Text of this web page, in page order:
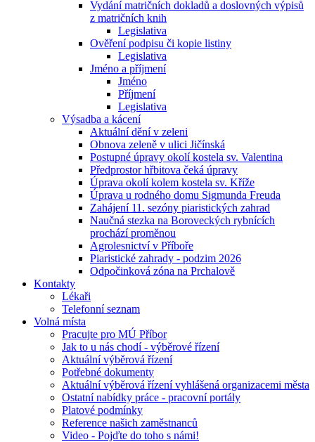
Vydání matričních dokladů a doslovných výpisů
z matričních knih
Legislativa
Ověření podpisu či kopie listiny
Legislativa
Jméno a příjmení
Jméno
Příjmení
Legislativa
Výsadba a kácení
Aktuální dění v zeleni
Obnova zeleně v ulici Jičínská
Postupné úpravy okolí kostela sv. Valentina
Předprostor hřbitova čeká úpravy
Úprava okolí kolem kostela sv. Kříže
Úprava u rodného domu Sigmunda Freuda
Zahájení 11. sezóny piaristických zahrad
Naučná stezka na Boroveckých rybnících
prochází proměnou
Agrolesnictví v Příboře
Piaristické zahrady - podzim 2026
Odpočinková zóna na Prchalově
Kontakty
Lékaři
Telefonní seznam
Volná místa
Pracujte pro MÚ Příbor
Jak to u nás chodí - výběrové řízení
Aktuální výběrová řízení
Potřebné dokumenty
Aktuální výběrová řízení vyhlášená organizacemi města
Ostatní nabídky práce - pracovní portály
Platové podmínky
Reference našich zaměstnanců
Video - Pojďte do toho s námi!